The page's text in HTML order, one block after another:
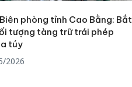
phòng tỉnh Cao Bằng: Bắt
tượng tàng trữ trái phép
túy
2026